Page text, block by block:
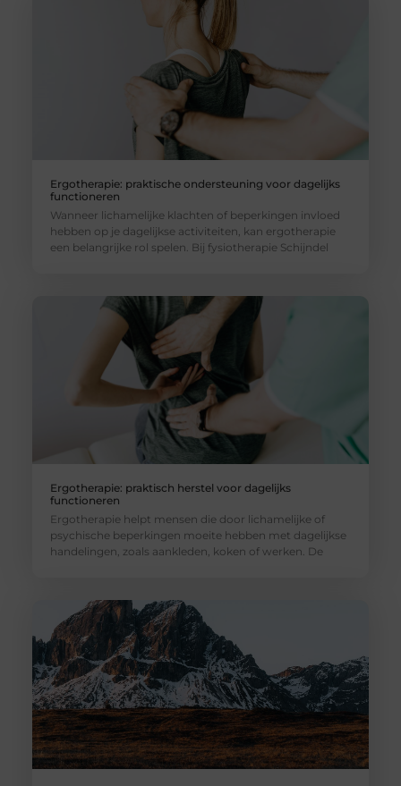
Ergotherapie: praktische ondersteuning voor dagelijks
functioneren
Wanneer lichamelijke klachten of beperkingen invloed
hebben op je dagelijkse activiteiten, kan ergotherapie
een belangrijke rol spelen. Bij fysiotherapie Schijndel
Ergotherapie: praktisch herstel voor dagelijks
functioneren
Ergotherapie helpt mensen die door lichamelijke of
psychische beperkingen moeite hebben met dagelijkse
handelingen, zoals aankleden, koken of werken. De